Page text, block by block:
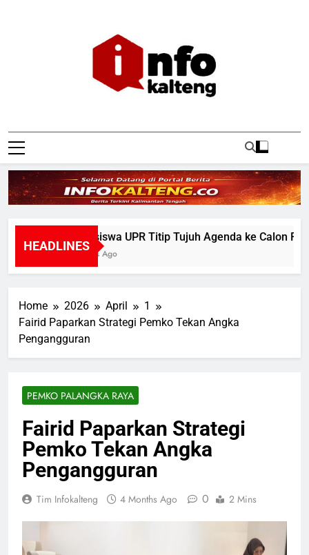
Infokalteng
HEADLINES
Mahasiswa UPR Titip Tujuh Agenda ke Calon
21 Hours Ago
Home 2026 April
1
Fairid Paparkan Strategi Pemko Tekan Angka
Pengangguran
PEMKO PALANGKA RAYA
Fairid Paparkan Strategi
Pemko Tekan Angka
Pengangguran
Tim Infokalteng 4 Months Ago 0 2 Mins